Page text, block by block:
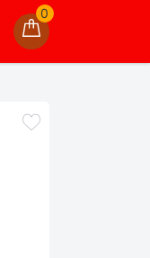
0